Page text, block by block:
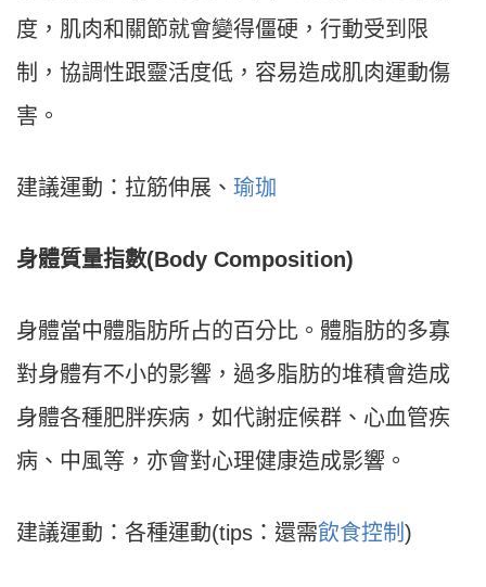
度，肌肉和關節就會變得僵硬，行動受到限
制，協調性跟靈活度低，容易造成肌肉運動傷
害。
建議運動：拉筋伸展、 瑜珈
身體質量指數(Body Composition)
身體當中體脂肪所占的百分比。體脂肪的多寡
對身體有不小的影響，過多脂肪的堆積會造成
身體各種肥胖疾病，如代謝症候群、心血管疾
病、中風等，亦會對心理健康造成影響。
建議運動：各種運動(tips：還需飲食控制 )